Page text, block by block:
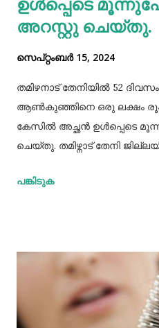
അറസ്റ്റു ചെയ്തു.
സെപ്റ്റംബർ 15, 2024
തമിഴനാട് തേനിയില്‍ 52
ആണ്‍കുഞ്ഞിനെ ഒരു ലക്ഷം
കേസില്‍ അച്ഛൻ ഉള്‍പ്പെടെ
ചെയ്തു. തമിഴ്നാട് തേനി
സ്വദേശികളായ
സമയവും മദ്യലഹരിയിലും.
രൂപക്ക് വില്‍പ്പന
മദ്യലഹരിയിലിരിക്കെ
ഇതോടെയാണ് വിവരം
പങ്കിടുക